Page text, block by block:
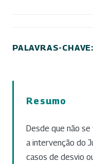
PALAVRAS-CHAVE:
Resumo
Desde que não
a intervenção do
casos de desvio